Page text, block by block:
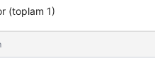
(toplam 1)